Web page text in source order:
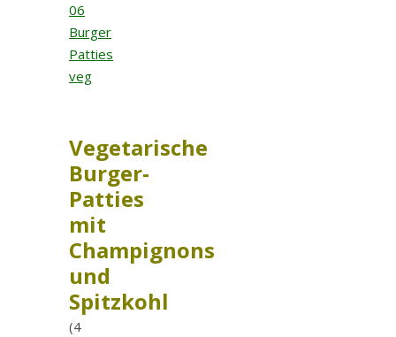
Vegetarische
Burger-
Patties
mit
Champignons
und
Spitzkohl
(4